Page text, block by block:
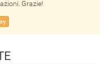
Grazie!